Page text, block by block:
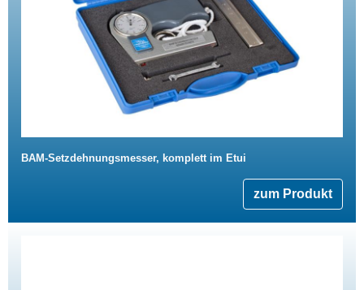
BAM-Setzdehnungsmesser, komplett im Etui
zum Produkt